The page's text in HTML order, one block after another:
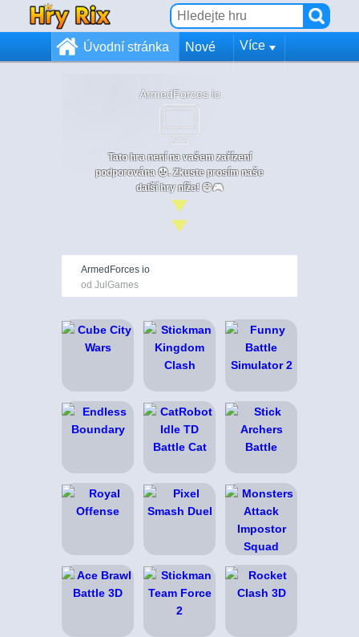
Úvodní stránka Nové Více
ArmedForces io
Tato hra není na vašem zařízení
podporována 😞. Zkuste prosím naše
další hry níže! 😄🎮
ArmedForces io
od JulGames